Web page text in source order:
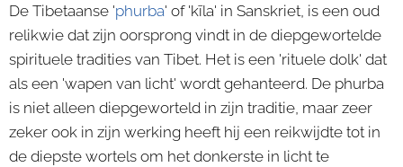
De Tibetaanse 'phurba' of 'kīla' in Sanskriet, is een oud
relikwie dat zijn oorsprong vindt in de diepgewortelde
spirituele tradities van Tibet. Het is een 'rituele dolk' dat
als een 'wapen van licht' wordt gehanteerd. De phurba
is niet alleen diepgeworteld in zijn traditie, maar zeer
zeker ook in zijn werking heeft hij een reikwijdte tot in
de diepste wortels om het donkerste in licht te